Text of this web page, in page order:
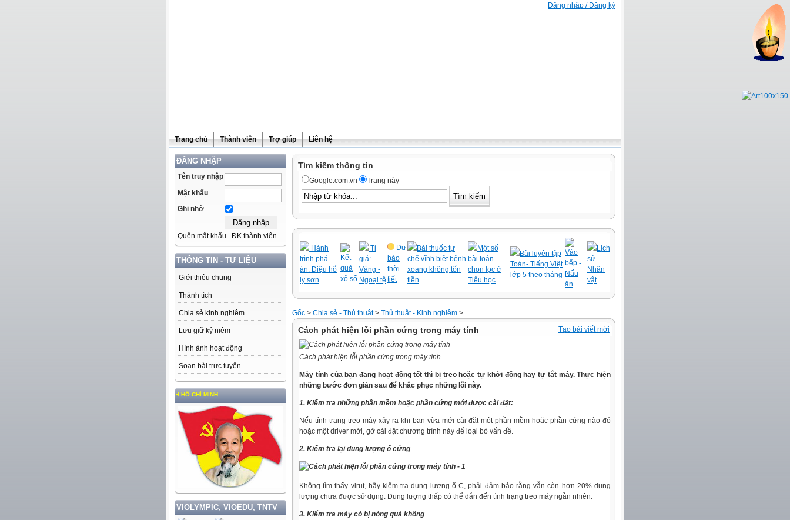
Đăng nhập / Đăng ký
Trang chủ Thành viên Trợ giúp Liên hệ
ĐĂNG NHẬP
Tên truy nhập
Mật khẩu
Ghi nhớ
Quên mật khẩu ĐK thành viên
THÔNG TIN - TƯ LIỆU
Giới thiệu chung
Thành tích
Chia sẻ kinh nghiệm
Lưu giữ kỷ niệm
Hình ảnh hoạt động
Soạn bài trực tuyến
VÀ LÀM THEO TƯ TƯỞNG, ĐẠO ĐỨC, PHONG CÁCH HỒ CHÍ MINH
VIOLYMPIC, VIOEDU, TNTV
Tìm kiếm thông tin
Google.com.vn Trang này
Hành
trình phá
án: Điệu hổ
ly sơn
Kết
quả
xổ số
Tỉ
giá:
Vàng -
Ngoại tệ
Dự
báo
thời
tiết
Bài thuốc tự
chế vĩnh biệt bệnh
xoang không tốn
tiền
Một số
bài toán
chọn lọc ở
Tiểu học
Bài luyện tập
Toán- Tiếng Việt
lớp 5 theo tháng
Vào
bếp -
Nấu
ăn
Lịch
sử -
Nhân
vật
Gốc > Chia sẻ - Thủ thuật> Thủ thuật - Kinh nghiệm >
Tạo bài viết mới
Cách phát hiện lỗi phần cứng trong máy tính
Cách phát hiện lỗi phần cứng trong máy tính
Máy tính của bạn đang hoạt động tốt thì bị treo hoặc tự khởi động hay tự tắt máy. Thực hiện
những bước đơn giản sau để khắc phục những lỗi này.
1. Kiểm tra những phần mềm hoặc phần cứng mới được cài đặt:
Nếu tính trạng treo máy xảy ra khi bạn vừa mới cài đặt một phần mềm hoặc phần cứng nào đó
hoặc một driver mới, gỡ cài đặt chương trình này để loại bỏ vấn đề.
2. Kiểm tra lại dung lượng ổ cứng
Không tìm thấy virut, hãy kiểm tra dung lượng ổ C, phải đảm bảo rằng vẫn còn hơn 20% dung
lượng chưa được sử dụng. Dung lượng thấp có thể dẫn đến tình trạng treo máy ngẫn nhiên.
3. Kiểm tra máy có bị nóng quá không